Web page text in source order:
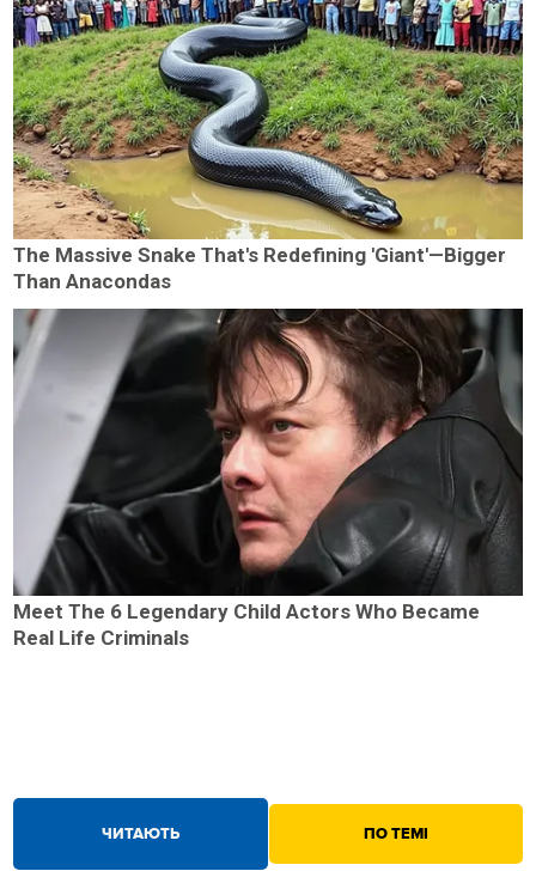
ЧИТАЮТЬ ПО ТЕМІ
The Massive Snake That's Redefining 'Giant'—Bigger
Than Anacondas
Meet The 6 Legendary Child Actors Who Became
Real Life Criminals